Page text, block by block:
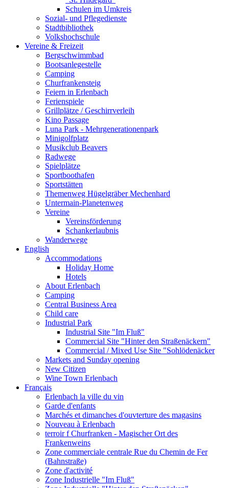
Schulen im Umkreis
Sozial- und Pflegedienste
Stadtbibliothek
Volkshochschule
Vereine & Freizeit
Bergschwimmbad
Bootsanlegestelle
Camping
Churfrankensteig
Feiern in Erlenbach
Ferienspiele
Grillplätze / Geschirrverleih
Kino Passage
Luna Park - Mehrgenerationenpark
Minigolfplatz
Musikclub Beavers
Radwege
Spielplätze
Sportboothafen
Sportstätten
Themenweg Hügelgräber Mechenhard
Untermain-Planetenweg
Vereine
Vereinsförderung
Schankerlaubnis
Wanderwege
English
Accommodations
Holiday Home
Hotels
About Erlenbach
Camping
Central Business Area
Child care
Industrial Park
Industrial Site "Im Fluß"
Commercial Site "Hinter den Straßenäckern"
Commercial / Mixed Use Site "Sohlödenäcker
Markets and Sunday opening
New Citizen
Wine Town Erlenbach
Français
Erlenbach la ville du vin
Garde d'enfants
Marchés et dimanches d'ouvterture des magasins
Nouveau à Erlenbach
terroir f Churfranken - Magischer Ort des
Frankenweins
Zone commerciale centrale Rue du Chemin de Fer
(Bahnstraße)
Zone d'activité
Zone Industrielle "Im Fluß"